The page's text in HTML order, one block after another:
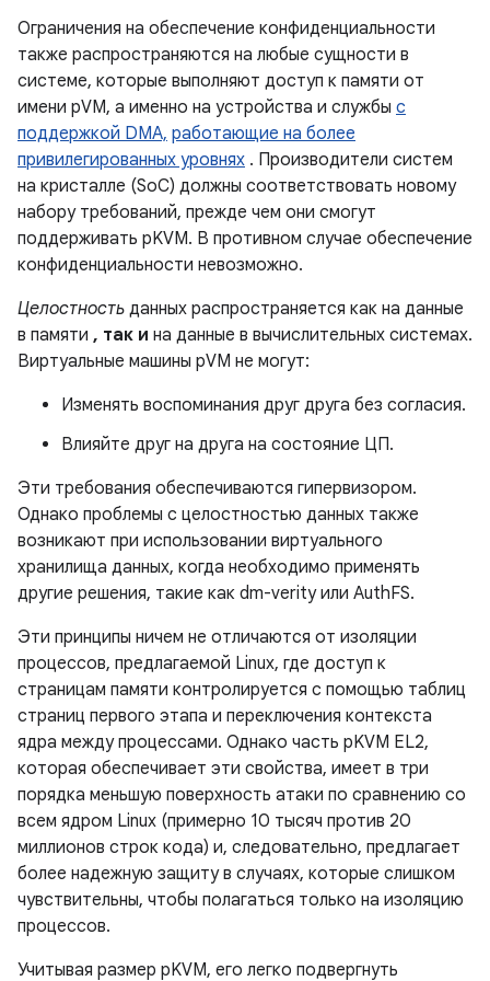
Ограничения на обеспечение конфиденциальности
также распространяются на любые сущности в
системе, которые выполняют доступ к памяти от
имени pVM, а именно на устройства и службы с
поддержкой DMA, работающие на более
привилегированных уровнях . Производители систем
на кристалле (SoC) должны соответствовать новому
набору требований, прежде чем они смогут
поддерживать pKVM. В противном случае обеспечение
конфиденциальности невозможно.
Целостность данных распространяется как на данные
в памяти , так и на данные в вычислительных системах.
Виртуальные машины pVM не могут:
Изменять воспоминания друг друга без согласия.
Влияйте друг на друга на состояние ЦП.
Эти требования обеспечиваются гипервизором.
Однако проблемы с целостностью данных также
возникают при использовании виртуального
хранилища данных, когда необходимо применять
другие решения, такие как dm-verity или AuthFS.
Эти принципы ничем не отличаются от изоляции
процессов, предлагаемой Linux, где доступ к
страницам памяти контролируется с помощью таблиц
страниц первого этапа и переключения контекста
ядра между процессами. Однако часть pKVM EL2,
которая обеспечивает эти свойства, имеет в три
порядка меньшую поверхность атаки по сравнению со
всем ядром Linux (примерно 10 тысяч против 20
миллионов строк кода) и, следовательно, предлагает
более надежную защиту в случаях, которые слишком
чувствительны, чтобы полагаться только на изоляцию
процессов.
Учитывая размер pKVM, его легко подвергнуть